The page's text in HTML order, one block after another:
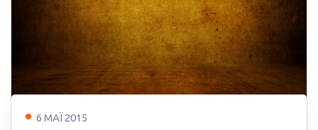
6 ΜΑΪ 2015